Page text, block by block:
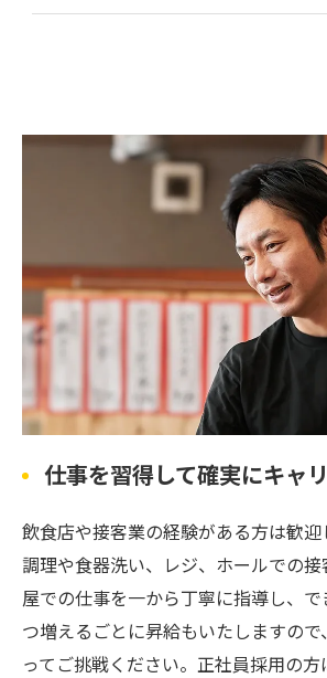
仕事を習得して確実にキャ
飲食店や接客業の経験がある方は歓迎
調理や食器洗い、レジ、ホールでの接
屋での仕事を一から丁寧に指導し、
つ増えるごとに昇給もいたしますの
ってご挑戦ください。正社員採用の